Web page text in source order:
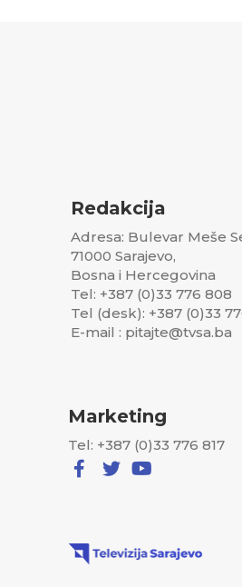
Redakcija
Adresa: Bulevar Meše
71000 Sarajevo,
Bosna i Hercegovina
Tel: +387 (0)33 776 808
Tel (desk): +387 (0)33
E-mail : pitajte@tvsa.ba
Marketing
Tel: +387 (0)33 776 817